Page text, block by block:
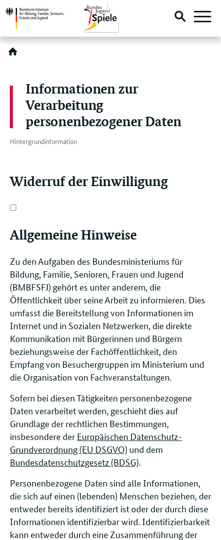
Direktlink:
Suche
Informationen zur
Verarbeitung
personenbezogener Daten
Hintergrundinformation
Widerruf der Einwilligung
Allgemeine Hinweise
Zu den Aufgaben des Bundesministeriums für
Bildung, Familie, Senioren, Frauen und Jugend
(BMBFSFJ) gehört es unter anderem, die
Öffentlichkeit über seine Arbeit zu informieren. Dies
umfasst die Bereitstellung von Informationen im
Internet und in Sozialen Netzwerken, die direkte
Kommunikation mit Bürgerinnen und Bürgern
beziehungsweise der Fachöffentlichkeit, den
Empfang von Besuchergruppen im Ministerium und
die Organisation von Fachveranstaltungen.
Sofern bei diesen Tätigkeiten personenbezogene
Daten verarbeitet werden, geschieht dies auf
Grundlage der rechtlichen Bestimmungen,
insbesondere der Europäischen Datenschutz-
Grundverordnung (EU DSGVO) und dem
Bundesdatenschutzgesetz (BDSG).
Personenbezogene Daten sind alle Informationen,
die sich auf einen (lebenden) Menschen beziehen, der
entweder bereits identifiziert ist oder der durch diese
Informationen identifizierbar wird. Identifizierbarkeit
kann entweder durch eine Zusammenführung der